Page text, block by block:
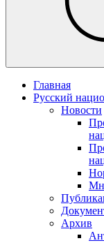
Главная
Русский
Новости
Архив